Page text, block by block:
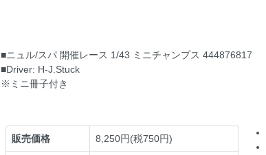
■ニュル/スパ 開催レース 1/43 ミニチャンプス 444876817
■Driver: H-J.Stuck
※ミニ冊子付き
販売価格 8,250円(税750円)